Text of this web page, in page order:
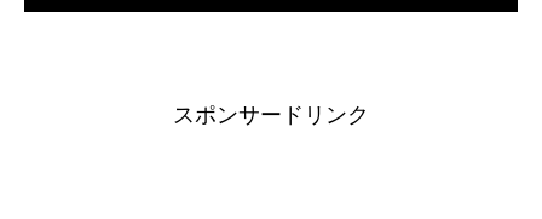
スポンサードリンク